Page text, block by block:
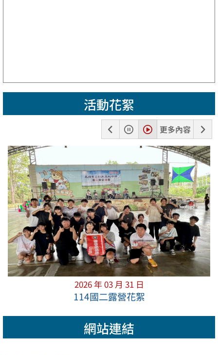
活動花絮
張
暫
停
播
放
更多內容
下
一
張
2026 年 03 月 31 日
114國二露營花絮
網站連結